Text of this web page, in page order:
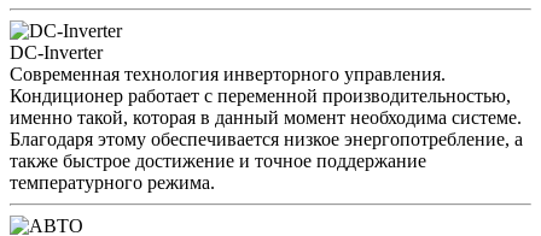
DC-Inverter
Современная технология инверторного управления.
Кондиционер работает с переменной производительностью,
именно такой, которая в данный момент необходима системе.
Благодаря этому обеспечивается низкое энергопотребление, а
также быстрое достижение и точное поддержание
температурного режима.